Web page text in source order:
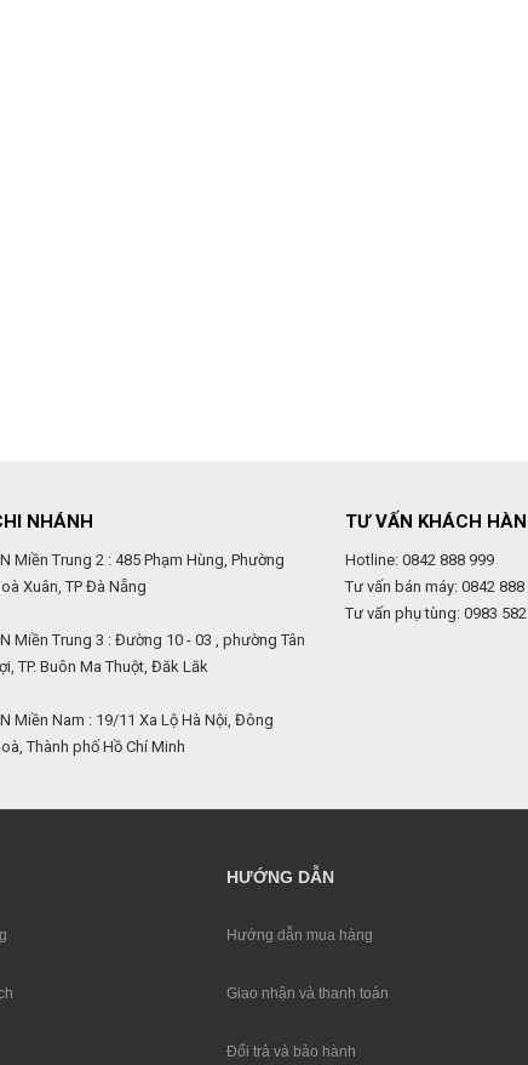
NHÁNH
Miền Trung 2 : 485 Phạm Hùng, Phường
Xuân, TP Đà Nẵng
Miền Trung 3 : Đường 10 - 03 , phường Tân
TP. Buôn Ma Thuột, Đăk Lăk
Miền Nam : 19/11 Xa Lộ Hà Nội, Đông
Thành phố Hồ Chí Minh
TƯ VẤN KHÁCH
Hotline: 0842 888 999
Tư vấn bán máy: 0842 888
Tư vấn phụ tùng: 0983
HƯỚNG DẪN
Hướng dẫn mua hàng
Giao nhận và thanh toán
Đổi trả và bảo hành